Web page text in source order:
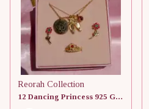
Reorah Collection
12 Dancing Princess 925 Gümüş/ Kolye, Küpe ve Yüzük Set